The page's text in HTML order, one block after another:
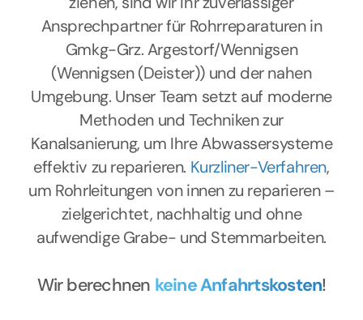
Ansprechpartner für Rohrreparaturen in
Gmkg-Grz. Argestorf/Wennigsen
(Wennigsen (Deister)) und der nahen
Umgebung. Unser Team setzt auf moderne
Methoden und Techniken zur
Kanalsanierung, um Ihre Abwassersysteme
effektiv zu reparieren. Kurzliner-Verfahren,
um Rohrleitungen von innen zu reparieren –
zielgerichtet, nachhaltig und ohne
aufwendige Grabe- und Stemmarbeiten.
Wir berechnen keine Anfahrtskosten!